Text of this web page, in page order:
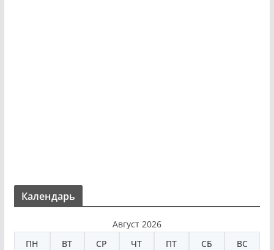
Календарь
Август 2026
ПН
ВТ СР ЧТ ПТ СБ ВС